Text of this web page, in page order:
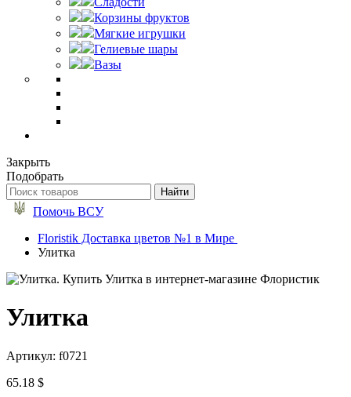
Корзины фруктов
Мягкие игрушки
Гелиевые шары
Вазы
Закрыть
Подобрать
Помочь ВСУ
Floristik Доставка цветов №1 в Мире
Улитка
Улитка
Артикул: f0721
65.18 $